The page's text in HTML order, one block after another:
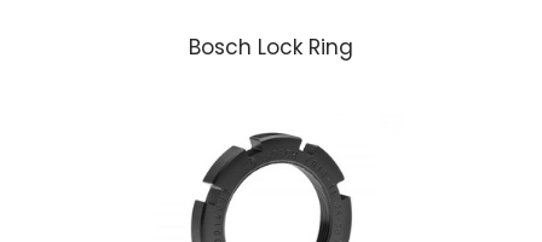
Bosch Lock Ring